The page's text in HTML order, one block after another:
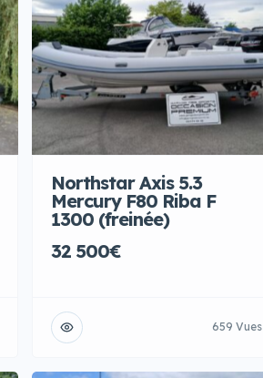
Northstar Axis 5.3
Mercury F80 Riba F
1300 (freinée)
32 500€
659 Vues